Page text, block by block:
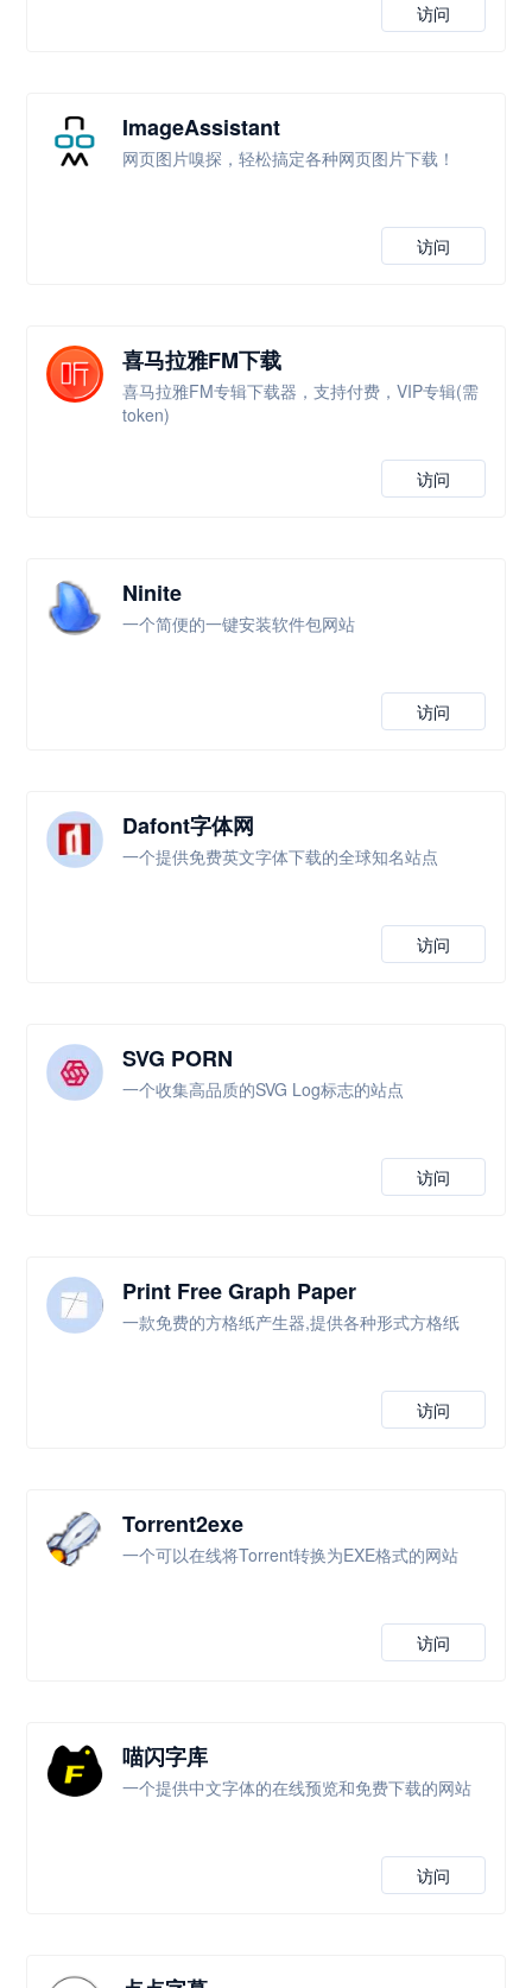
访问
ImageAssistant
网页图片嗅探，轻松搞定各种网页图片下载！
访问
喜马拉雅FM下载
喜马拉雅FM专辑下载器，支持付费，VIP专辑(需
token)
访问
Ninite
一个简便的一键安装软件包网站
访问
Dafont字体网
一个提供免费英文字体下载的全球知名站点
访问
SVG PORN
一个收集高品质的SVG Log标志的站点
访问
Print Free Graph Paper
一款免费的方格纸产生器,提供各种形式方格纸
访问
Torrent2exe
一个可以在线将Torrent转换为EXE格式的网站
访问
喵闪字库
一个提供中文字体的在线预览和免费下载的网站
访问